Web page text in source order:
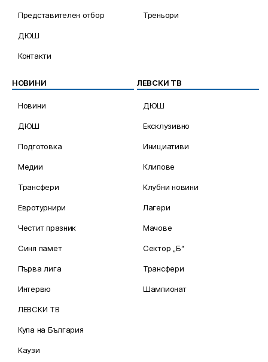
Представителен отбор
ДЮШ
Контакти
Треньори
НОВИНИ
Новини
ДЮШ
Подготовка
Медии
Трансфери
Евротурнири
Честит празник
Синя памет
Първа лига
Интервю
ЛЕВСКИ ТВ
Купа на България
Каузи
ЛЕВСКИ ТВ
ДЮШ
Ексклузивно
Инициативи
Клипове
Клубни новини
Лагери
Мачове
Сектор „Б“
Трансфери
Шампионат